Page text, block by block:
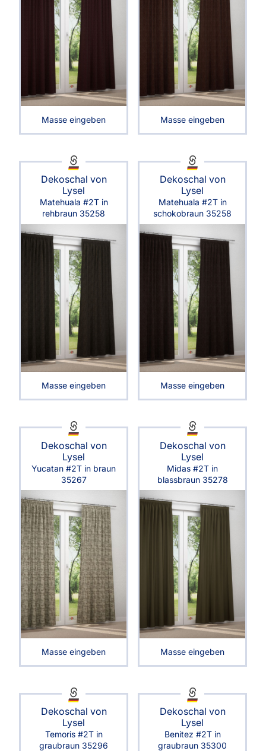
Masse eingeben Masse eingeben
Dekoschal von
Lysel
Matehuala #2T in
rehbraun 35258
Masse eingeben
Dekoschal von
Lysel
Matehuala #2T in
schokobraun 35258
Masse eingeben
Dekoschal von
Lysel
Yucatan #2T in braun
35267
Masse eingeben
Dekoschal von
Lysel
Midas #2T in
blassbraun 35278
Masse eingeben
Dekoschal von
Lysel
Temoris #2T in
graubraun 35296
Dekoschal von
Lysel
Benitez #2T in
graubraun 35300